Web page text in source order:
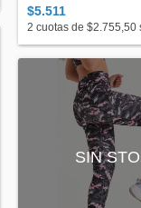
$5.511
2 cuotas de $2.755,50
SIN